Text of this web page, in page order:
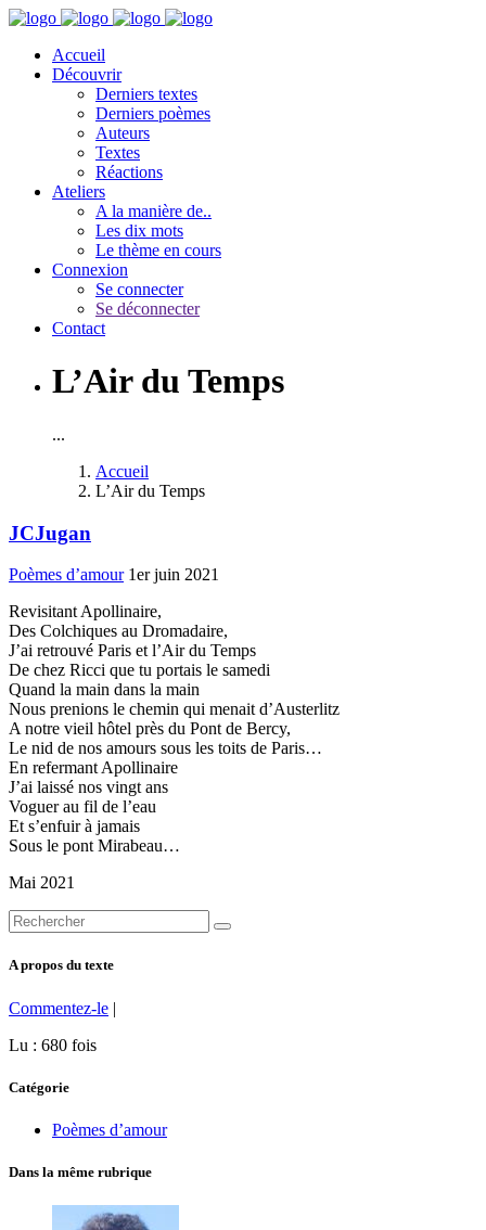
Accueil
Découvrir
Derniers textes
Derniers poèmes
Auteurs
Textes
Réactions
Ateliers
A la manière de..
Les dix mots
Le thème en cours
Connexion
Se connecter
Se déconnecter
Contact
L’Air du Temps
...
Accueil
L’Air du Temps
JCJugan
Poèmes d’amour 1er juin 2021
Revisitant Apollinaire,
Des Colchiques au Dromadaire,
J’ai retrouvé Paris et l’Air du Temps
De chez Ricci que tu portais le samedi
Quand la main dans la main
Nous prenions le chemin qui menait d’Austerlitz
A notre vieil hôtel près du Pont de Bercy,
Le nid de nos amours sous les toits de Paris…
En refermant Apollinaire
J’ai laissé nos vingt ans
Voguer au fil de l’eau
Et s’enfuir à jamais
Sous le pont Mirabeau…
Mai 2021
A propos du texte
Commentez-le |
Lu : 680 fois
Catégorie
Poèmes d’amour
Dans la même rubrique